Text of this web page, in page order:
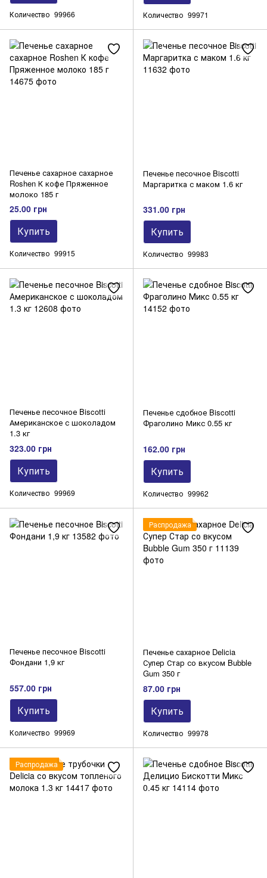
Количество 99966 Количество 99971
Печенье сахарное сахарное
Roshen К кофе Пряженное
молоко 185 г
25.00 грн
Купить
Количество 99915
Печенье песочное Biscotti
Маргаритка с маком 1.6 кг
331.00 грн
Купить
Количество 99983
Печенье песочное Biscotti
Американское с шоколадом
1.3 кг
323.00 грн
Купить
Количество 99969
Печенье сдобное Biscotti
Фраголино Микс 0.55 кг
162.00 грн
Купить
Количество 99962
Печенье песочное Biscotti
Фондани 1,9 кг
557.00 грн
Купить
Количество 99969
Распродажа
Печенье сахарное Delicia
Супер Стар со вкусом Bubble
Gum 350 г
87.00 грн
Купить
Количество 99978
Распродажа